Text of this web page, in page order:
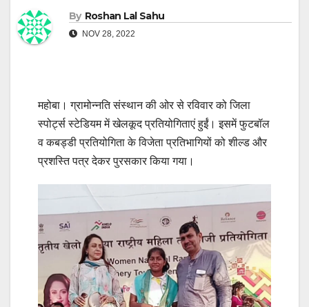
By Roshan Lal Sahu
NOV 28, 2022
महोबा। ग्रामोन्नति संस्थान की ओर से रविवार को जिला
स्पोर्ट्स स्टेडियम में खेलकूद प्रतियोगिताएं हुईं। इसमें फुटबॉल
व कबड्डी प्रतियोगिता के विजेता प्रतिभागियों को शील्ड और
प्रशस्ति पत्र देकर पुरसकार किया गया।